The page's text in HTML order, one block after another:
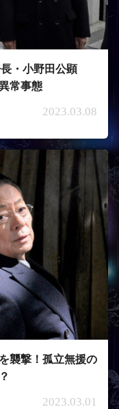
・小野田公顕
常事態
2023.03.08
襲撃！孤立無援の
2023.03.01